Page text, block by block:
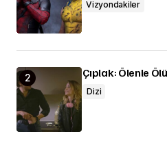
Vizyondakiler
Çıplak: Ölenle
Dizi